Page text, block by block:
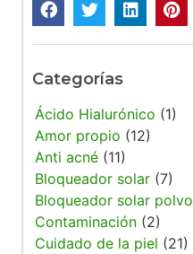
Categorías
Ácido Hialurónico (1)
Amor propio (12)
Anti acné (11)
Bloqueador solar (7)
Bloqueador solar polvo
Contaminación (2)
Cuidado de la piel (21)